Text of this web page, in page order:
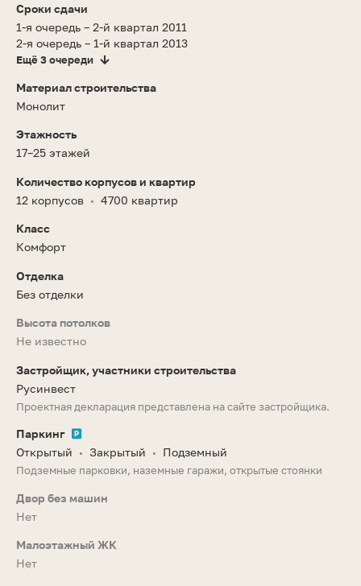
Сроки сдачи
1-я очередь – 2-й квартал 2011
2-я очередь – 1-й квартал 2013
Ещё 3 очереди
Материал строительства
Монолит
Этажность
17–25 этажей
Количество корпусов и квартир
12 корпусов • 4700 квартир
Класс
Комфорт
Отделка
Без отделки
Высота потолков
Не известно
Застройщик, участники строительства
Русинвест
Проектная декларация представлена на сайте застройщика.
Паркинг
Открытый
• Закрытый • Подземный
Подземные парковки, наземные гаражи, открытые стоянки
Двор без машин
Нет
Малоэтажный ЖК
Нет